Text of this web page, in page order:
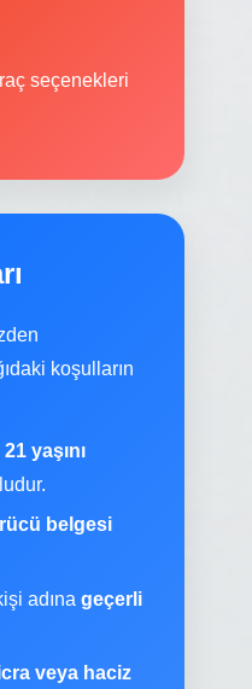
seçenekleri
koşulların
21 yaşını
belgesi
adına geçerli
veya haciz